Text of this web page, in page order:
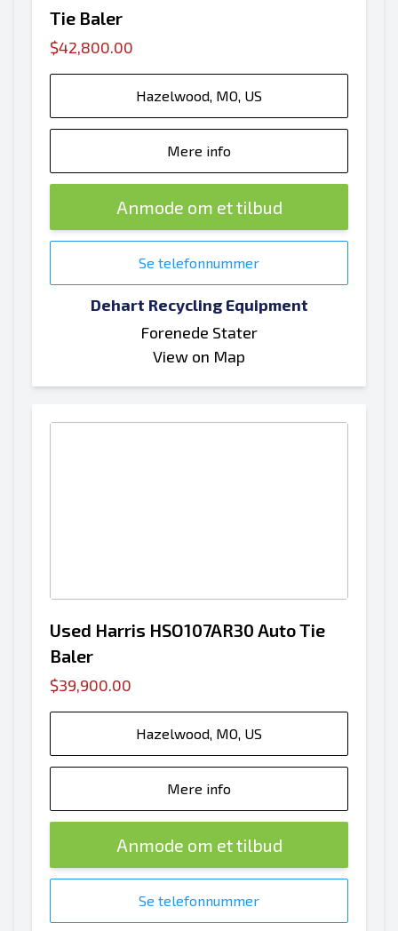
Tie Baler
$42,800.00
Hazelwood, MO, US
Mere info
Anmode om et tilbud
Se telefonnummer
Dehart Recycling Equipment
Forenede Stater
View on Map
Used Harris HSO107AR30 Auto Tie
Baler
$39,900.00
Hazelwood, MO, US
Mere info
Anmode om et tilbud
Se telefonnummer